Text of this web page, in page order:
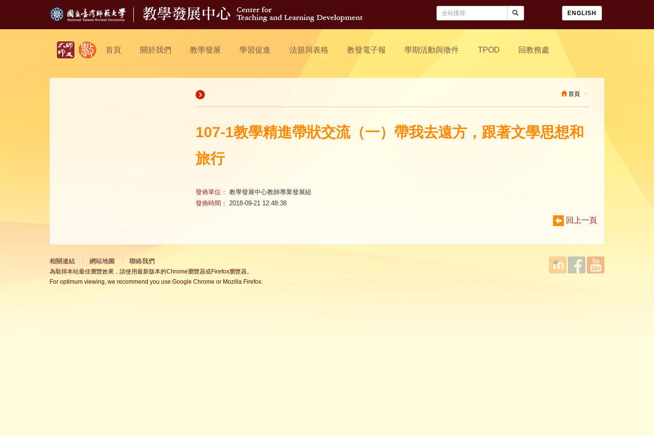
ENGLISH
首頁 關於我們 教學發展 學習促進 法規與表格 教發電子報 學期活動與徵件 TPOD 回教務處
首頁
107-1教學精進帶狀交流（一）帶我去遠方，跟著文學思想和
旅行
發佈單位： 教學發展中心教師專業發展組
發佈時間： 2018-09-21 12:48:38
回上一頁
相關連結 網站地圖 聯絡我們
為取得本站最佳瀏覽效果，請使用最新版本的Chrome瀏覽器或Firefox瀏覽器。
For optimum viewing, we recommend you use Google Chrome or Mozilla Firefox.